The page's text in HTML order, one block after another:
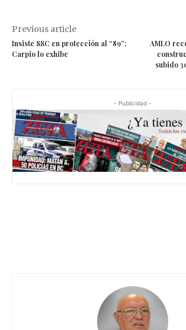
Previous article
Insiste SSC en protección al “89”;
Carpio lo exhibe
AMLO
subido
- Publicidad -